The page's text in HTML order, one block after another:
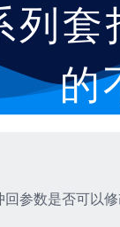
列
的
参数是否可